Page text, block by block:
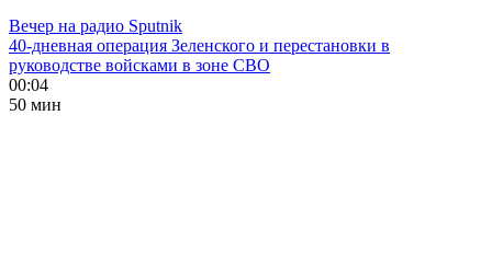
Вечер на радио Sputnik
40-дневная операция Зеленского и перестановки в
руководстве войсками в зоне СВО
00:04
50 мин